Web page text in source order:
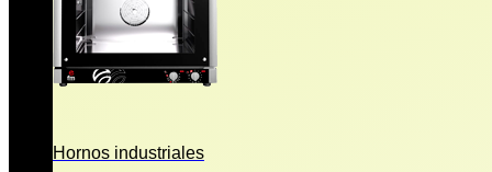
Hornos industriales